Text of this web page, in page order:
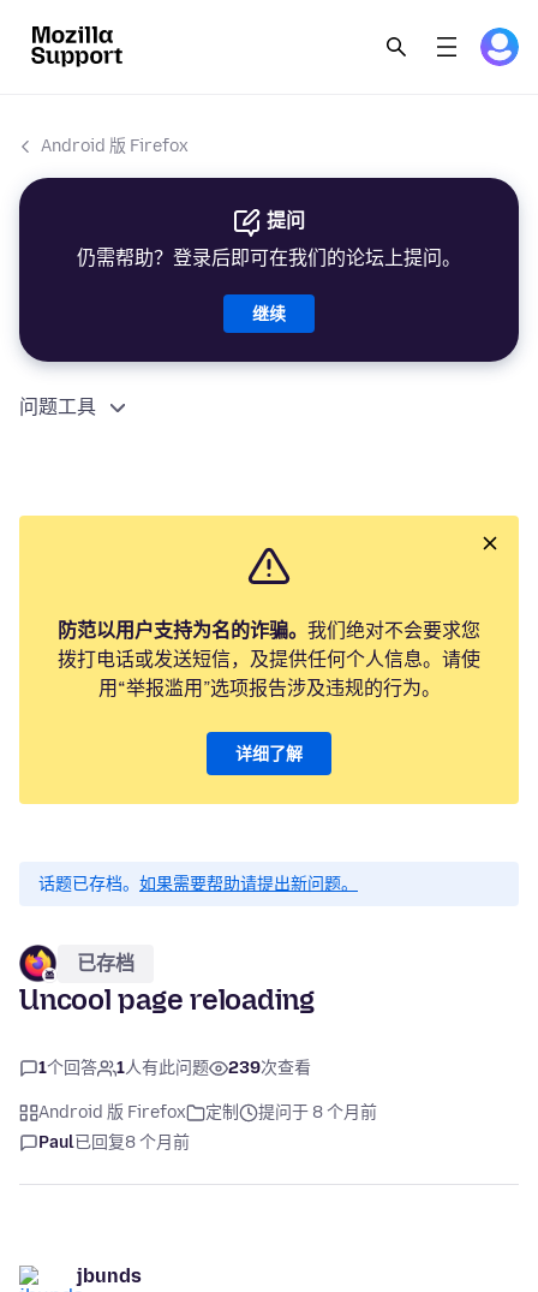
Android 版 Firefox
提问
仍需帮助？登录后即可在我们的论坛上提问。
继续
问题工具
防范以用户支持为名的诈骗。 我们绝对不会要求您
拨打电话或发送短信，及提供任何个人信息。请使
用“举报滥用”选项报告涉及违规的行为。
详细了解
话题已存档。 如果需要帮助请提出新问题。
已存档
Uncool page reloading
1个回答 1人有此问题 239次查看
Android 版 Firefox 定制
提问于 8 个月前
Paul已回复8 个月前
jbunds